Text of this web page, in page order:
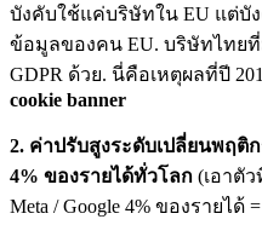
บังคับใช้แค่บริษัทใน EU แต่บั
ข้อมูลของคน EU. บริษัทไทย
GDPR ด้วย. นี่คือเหตุผลที่ปี
cookie banner
2. ค่าปรับสูงระดับเปลี่ยนพฤติ
4% ของรายได้ทั่วโลก (เอาตั
Meta / Google 4% ของรายไ